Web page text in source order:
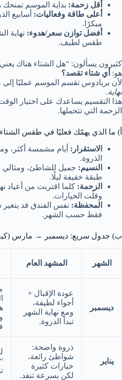
أقل زحمة: بداية الموسم تمنحك
أعلى طاقة وفعاليات: أسابيع
مبكرًا.
أفضل توازن سعر/هدوء: نهاية
طقس لطيف.
كثيرون يسألون: “هل الشتاء هناك
هو: أي شتاء تقصد؟
لأن بربادوس تقسم الموسم عمليًا
نهاية.
هذا التقسيم يساعدك على اختيار
الزحمة التي تتحملها.
أ) ما الذي يهمّك فعليًا في طقس
الاستقرار: أيام مشمسة أكثر،
الذروة.
النسيم: جميل للشاطئ، ومثالي
طبقة خفيفة ليلًا.
الزحمة: كلما اقتربت من أعياد
وقلّت الخيارات.
المحفظة: نفس الفندق قد
فقط حسب الشهر.
ب) جدول سريع: ديسمبر → مارس
الشهر المشهد العام
ديسمبر
عودة الإقبال +
أجواء لطيفة،
ومع نهاية الشهر
تبدأ الذروة.
يناير
ذروة واضحة:
شواطئ رائعة،
خيارات كثيرة
لكن بسرعة تنفد.